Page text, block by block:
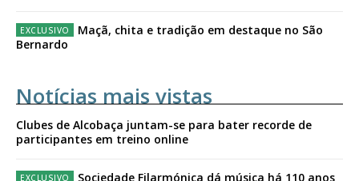
Maçã, chita e tradição em destaque no São
Bernardo
Notícias mais vistas
Clubes de Alcobaça juntam-se para bater recorde de
participantes em treino online
Sociedade Filarmónica dá música há 110 anos